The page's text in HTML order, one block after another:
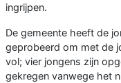
ingrijpen.
De gemeente heeft de
geprobeerd om met de
vol; vier jongens zijn
gekregen vanwege het